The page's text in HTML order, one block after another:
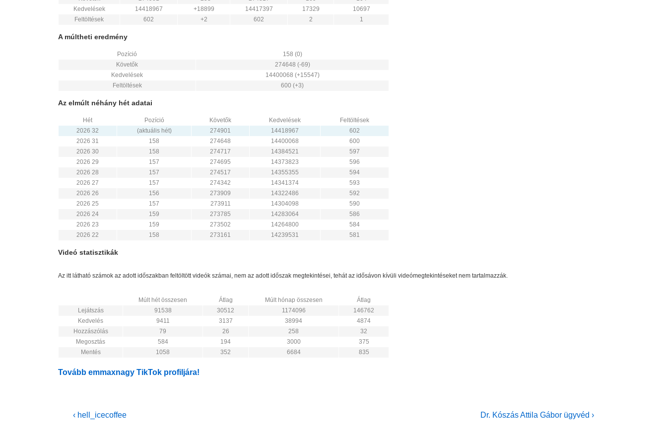
Kedvelések
14418967 +18899 14417397 17329
10697
Feltöltések
602 +2 602 2 1
A múltheti eredmény
Pozíció
158 (0)
Követők
274648 (-69)
Kedvelések
14400068 (+15547)
Feltöltések
600 (+3)
Az elmúlt néhány hét adatai
Hét Pozíció Követők Kedvelések
Feltöltések
2026 32
(aktuális hét) 274901 14418967
602
2026 31
158 274648 14400068
600
2026 30
158 274717 14384521
597
2026 29
157 274695 14373823
596
2026 28
157 274517 14355355
594
2026 27
157 274342 14341374
593
2026 26
156 273909 14322486
592
2026 25
157 273911 14304098
590
2026 24
159 273785 14283064
586
2026 23
159 273502 14264800
584
2026 22
158 273161 14239531 581
Videó statisztikák
Az itt látható számok az adott időszakban feltöltött videók számai, nem az adott időszak megtekintései, tehát az idősávon kívüli videómegtekintéseket nem tartalmazzák.
Múlt hét összesen Átlag Múlt hónap összesen
Átlag
Lejátszás
91538 30512 1174096
146762
Kedvelés
9411 3137 38994
4874
Hozzászólás
79 26 258
32
Megosztás
584 194 3000
375
Mentés
1058 352 6684 835
Tovább emmaxnagy TikTok profiljára!
Bejegyzés
Previous
‹ hell_icecoffee
Next
Dr. Kószás Attila Gábor ügyvéd ›